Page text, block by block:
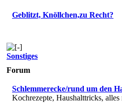
Geblitzt, Knöllchen,zu Recht?
Sonstiges
Forum
Schlemmerecke/rund um den
Kochrezepte, Haushalttricks,